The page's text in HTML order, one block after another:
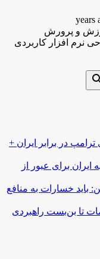
و پرورش
دقیقه پیش طراحی نرم افزار کاربردی
در برابر ایران +
برای عبور از
باید خسارات به منافع
تا بن‌بست راهبردی